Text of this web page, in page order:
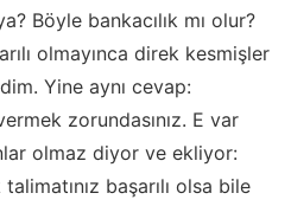
Böyle bankacılık mı olur?
olmayınca direk kesmişler
Yine aynı cevap:
zorundasınız. E var
olmaz diyor ve ekliyor:
başarılı olsa bile